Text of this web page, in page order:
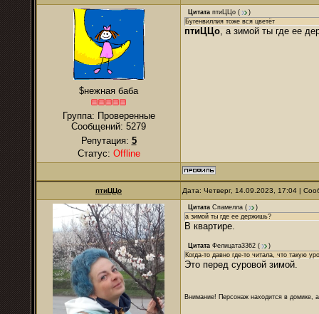
$нежная баба
Группа: Проверенные
Сообщений: 5279
Репутация: 5
Статус: Offline
Цитата птиЦЦо (
)
Бугенвиллия тоже вся цветёт
птиЦЦо, а зимой ты где ее
птиЦЦо Дата: Четверг, 14.09.2023, 17:04 |
Цитата Спамелла (
)
а зимой ты где ее держишь?
В квартире.
Цитата Фелицата3362 (
)
Когда-то давно где-то читала, что такую
Это перед суровой зимой.
Внимание! Персонаж находится в домике,